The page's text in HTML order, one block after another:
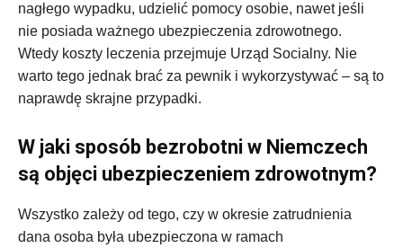
nagłego wypadku, udzielić pomocy osobie, nawet jeśli
nie posiada ważnego ubezpieczenia zdrowotnego.
Wtedy koszty leczenia przejmuje Urząd Socialny. Nie
warto tego jednak brać za pewnik i wykorzystywać – są to
naprawdę skrajne przypadki.
W jaki sposób bezrobotni w Niemczech
są objęci ubezpieczeniem zdrowotnym?
Wszystko zależy od tego, czy w okresie zatrudnienia
dana osoba była ubezpieczona w ramach